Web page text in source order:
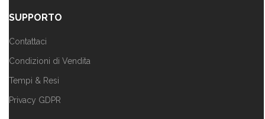
SUPPORTO
Contattaci
Condizioni di Vendita
Tempi & Resi
Privacy GDPR